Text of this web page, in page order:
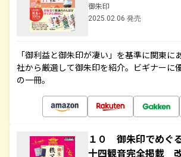
御朱印
2025.02.06 発売
「御利益と御朱印が凄い」を基準に関東に
社から厳選して御朱印を紹介。ビギナーに
の一冊。
１０ 御朱印でめぐ
十四観音完全掲載